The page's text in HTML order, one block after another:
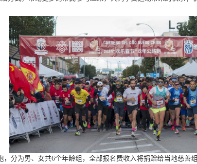
，分为男、女共6个年龄组，全部报名费收入将捐赠给当地慈善